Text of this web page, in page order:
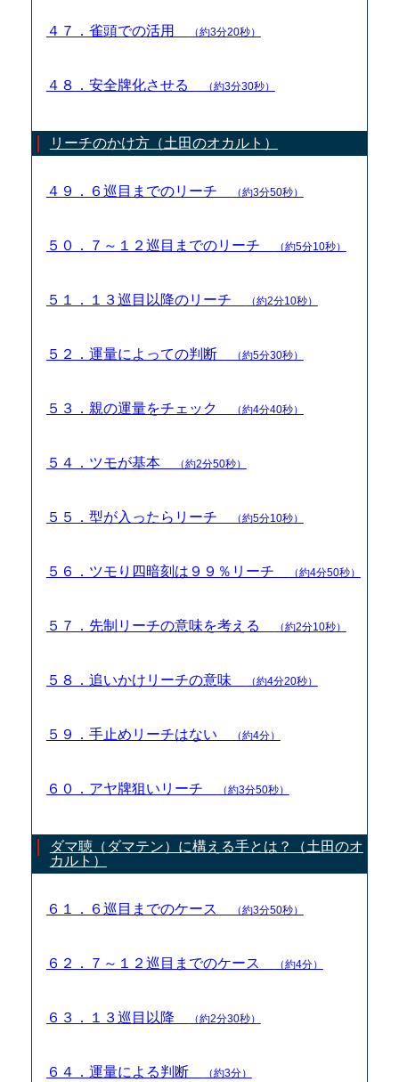
４７．雀頭での活用 （約3分20秒）
４８．安全牌化させる （約3分30秒）
リーチのかけ方（土田のオカルト）
４９．６巡目までのリーチ （約3分50秒）
５０．７～１２巡目までのリーチ （約5分10秒）
５１．１３巡目以降のリーチ （約2分10秒）
５２．運量によっての判断 （約5分30秒）
５３．親の運量をチェック （約4分40秒）
５４．ツモが基本 （約2分50秒）
５５．型が入ったらリーチ （約5分10秒）
５６．ツモり四暗刻は９９％リーチ （約4分50秒）
５７．先制リーチの意味を考える （約2分10秒）
５８．追いかけリーチの意味 （約4分20秒）
５９．手止めリーチはない （約4分）
６０．アヤ牌狙いリーチ （約3分50秒）
ダマ聴（ダマテン）に構える手とは？（土田のオ
カルト）
６１．６巡目までのケース （約3分50秒）
６２．７～１２巡目までのケース （約4分）
６３．１３巡目以降 （約2分30秒）
６４．運量による判断 （約3分）